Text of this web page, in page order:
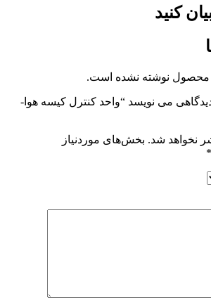
کنید
محصول نوشته نشده است.
می نویسد “واحد کنترل کیسه هوا-
نخواهد شد. بخش‌های موردنیاز
*